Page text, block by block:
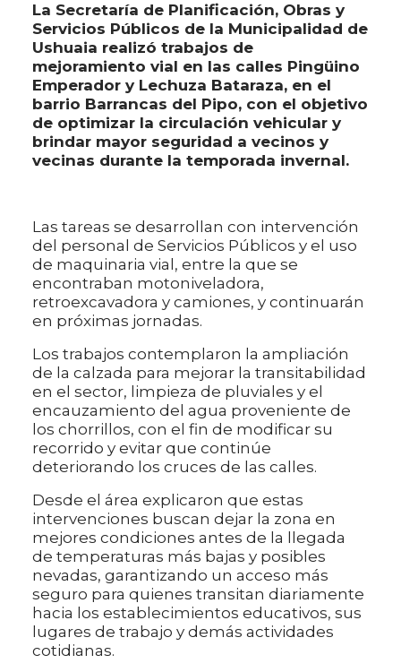
La Secretaría de Planificación, Obras y
Servicios Públicos de la Municipalidad de
Ushuaia realizó trabajos de
mejoramiento vial en las calles Pingüino
Emperador y Lechuza Bataraza, en el
barrio Barrancas del Pipo, con el objetivo
de optimizar la circulación vehicular y
brindar mayor seguridad a vecinos y
vecinas durante la temporada invernal.
Las tareas se desarrollan con intervención
del personal de Servicios Públicos y el uso
de maquinaria vial, entre la que se
encontraban motoniveladora,
retroexcavadora y camiones, y continuarán
en próximas jornadas.
Los trabajos contemplaron la ampliación
de la calzada para mejorar la transitabilidad
en el sector, limpieza de pluviales y el
encauzamiento del agua proveniente de
los chorrillos, con el fin de modificar su
recorrido y evitar que continúe
deteriorando los cruces de las calles.
Desde el área explicaron que estas
intervenciones buscan dejar la zona en
mejores condiciones antes de la llegada
de temperaturas más bajas y posibles
nevadas, garantizando un acceso más
seguro para quienes transitan diariamente
hacia los establecimientos educativos, sus
lugares de trabajo y demás actividades
cotidianas.